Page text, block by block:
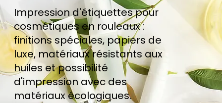
Impression d'étiquettes pour
cosmétiques en rouleaux :
finitions spéciales, papiers de
luxe, matériaux résistants aux
huiles et possibilité
d'impression avec des
matériaux écologiques.